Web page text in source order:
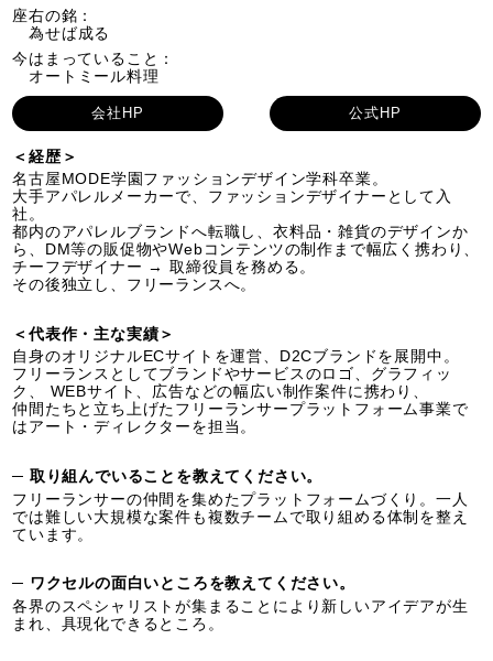
座右の銘：
為せば成る
今はまっていること：
オートミール料理
会社HP 公式HP
＜経歴＞
名古屋MODE学園ファッションデザイン学科卒業。
大手アパレルメーカーで、ファッションデザイナーとして入
社。
都内のアパレルブランドへ転職し、衣料品・雑貨のデザインか
ら、DM等の販促物やWebコンテンツの制作まで幅広く携わり、
チーフデザイナー → 取締役員を務める。
その後独立し、フリーランスへ。
＜代表作・主な実績＞
自身のオリジナルECサイトを運営、D2Cブランドを展開中。
フリーランスとしてブランドやサービスのロゴ、グラフィッ
ク、 WEBサイト、広告などの幅広い制作案件に携わり、
仲間たちと立ち上げたフリーランサープラットフォーム事業で
はアート・ディレクターを担当。
─ 取り組んでいることを教えてください。
フリーランサーの仲間を集めたプラットフォームづくり。一人
では難しい大規模な案件も複数チームで取り組める体制を整え
ています。
─ ワクセルの面白いところを教えてください。
各界のスペシャリストが集まることにより新しいアイデアが生
まれ、具現化できるところ。